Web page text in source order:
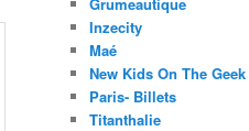
Inzecity
Maé
New Kids On The Geek
Paris- Billets
Titanthalie